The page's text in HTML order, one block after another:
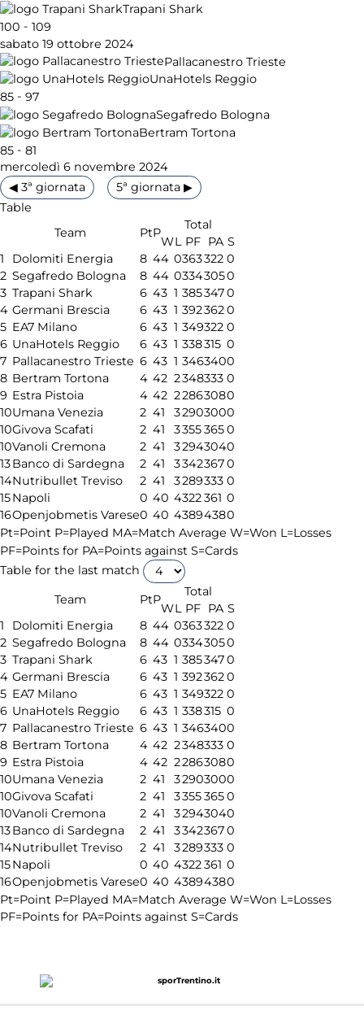
Trapani Shark
100 - 109
sabato 19 ottobre 2024
Pallacanestro Trieste
UnaHotels Reggio
85 - 97
Segafredo Bologna
Bertram Tortona
85 - 81
mercoledì 6 novembre 2024
◀ 3ª giornata
5ª giornata ▶
Table
Team
PtP
Total
WL PF PA S
1
Dolomiti Energia 8 44 0363322 0
2 Segafredo Bologna 8 44 03343050
3 Trapani Shark 6 43 1 3853470
4 Germani Brescia 6 43 1 3923620
5 EA7 Milano 6 43 1 349322 0
6 UnaHotels Reggio 6 43 1 338315 0
7 Pallacanestro Trieste 6 43 1 3463400
8 Bertram Tortona 4 42 2348333 0
9 Estra Pistoia 4 42 22863080
10Umana Venezia 2 41 32903000
10Givova Scafati 2 41 33553650
10Vanoli Cremona 2 41 32943040
13Banco di Sardegna 2 41 33423670
14Nutribullet Treviso 2 41 3289333 0
15Napoli 0 40 4322361 0
16Openjobmetis Varese0 40 43894380
Pt=Point P=Played MA=Match Average W=Won L=Losses
PF=Points for PA=Points against S=Cards
Table for the last match
Team
PtP
Total
WL PF PA S
1
Dolomiti Energia 8 44 0363322 0
2 Segafredo Bologna 8 44 03343050
3 Trapani Shark 6 43 1 3853470
4 Germani Brescia 6 43 1 3923620
5 EA7 Milano 6 43 1 349322 0
6 UnaHotels Reggio 6 43 1 338315 0
7 Pallacanestro Trieste 6 43 1 3463400
8 Bertram Tortona 4 42 2348333 0
9 Estra Pistoia 4 42 22863080
10Umana Venezia 2 41 32903000
10Givova Scafati 2 41 33553650
10Vanoli Cremona 2 41 32943040
13Banco di Sardegna 2 41 33423670
14Nutribullet Treviso 2 41 3289333 0
15Napoli 0 40 4322361 0
16Openjobmetis Varese0 40 43894380
Pt=Point P=Played MA=Match Average W=Won L=Losses
PF=Points for PA=Points against S=Cards